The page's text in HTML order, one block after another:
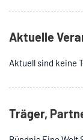
Aktuelle
Aktuell sind keine
Träger,